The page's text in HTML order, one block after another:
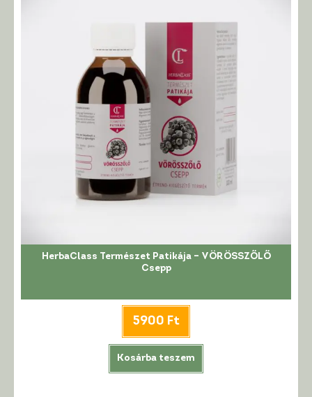
HerbaClass Természet Patikája – VÖRÖSSZŐLŐ
Csepp
5900 Ft
Kosárba teszem